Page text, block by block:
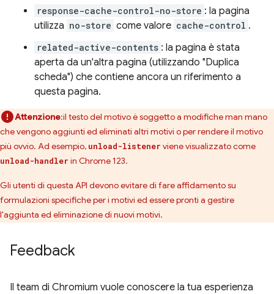
response-cache-control-no-store : la pagina
utilizza no-store come valore cache-control .
related-active-contents : la pagina è stata
aperta da un'altra pagina (utilizzando "Duplica
scheda") che contiene ancora un riferimento a
questa pagina.
Attenzione:il testo del motivo è soggetto a modifiche man mano
che vengono aggiunti ed eliminati altri motivi o per rendere il motivo
più ovvio. Ad esempio, unload-listener viene visualizzato come
unload-handler in Chrome 123.
Gli utenti di questa API devono evitare di fare affidamento su
formulazioni specifiche per i motivi ed essere pronti a gestire
l'aggiunta ed eliminazione di nuovi motivi.
Feedback
Il team di Chromium vuole conoscere la tua esperienza